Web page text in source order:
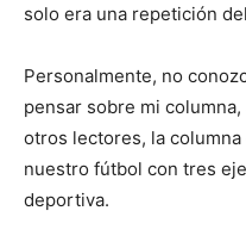
solo era una repetición
Personalmente, no
pensar sobre mi
otros lectores, la
nuestro fútbol con tres
deportiva.